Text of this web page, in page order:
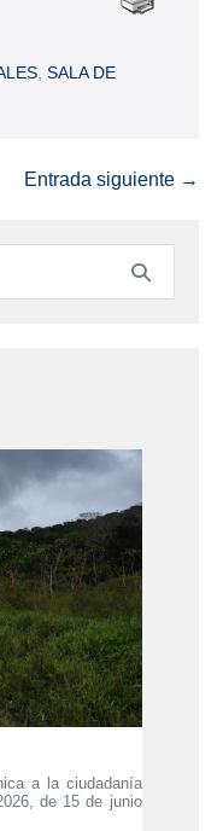
, SALA DE
Entrada siguiente →
a la ciudadanía
de 15 de junio